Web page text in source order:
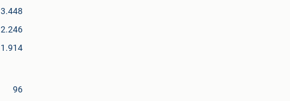
3.448
2.246
1.914
96